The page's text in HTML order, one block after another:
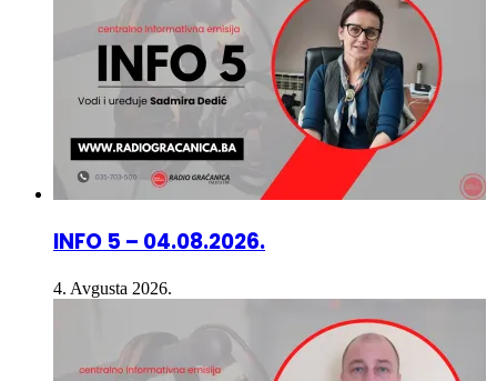
INFO 5 – 04.08.2026.
4. Avgusta 2026.